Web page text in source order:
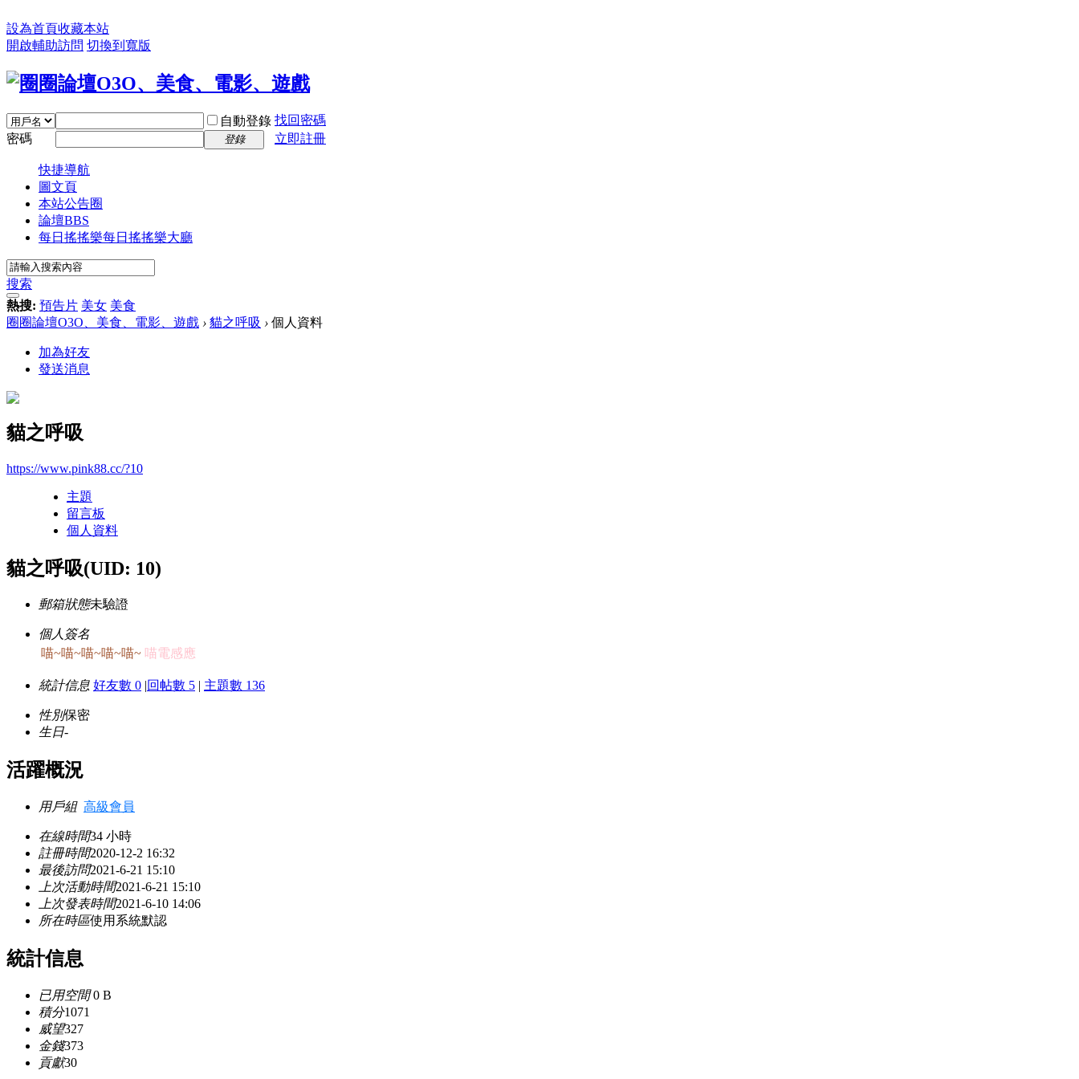
設為首頁收藏本站
開啟輔助訪問 切換到寬版
自動登錄 找回密碼
密碼
登錄 立即註冊
快捷導航
圖文頁
本站公告圈
論壇BBS
每日搖搖樂每日搖搖樂大廳
搜索
熱搜: 預告片 美女 美食
圈圈論壇O3O、美食、電影、遊戲 › 貓之呼吸 › 個人資料
加為好友
發送消息
貓之呼吸
https://www.pink88.cc/?10
主題
留言板
個人資料
貓之呼吸(UID: 10)
郵箱狀態未驗證
個人簽名
喵~喵~喵~喵~喵~ 喵電感應
統計信息 好友數 0 |回帖數 5 | 主題數 136
性別保密
生日-
活躍概況
用戶組 高級會員
在線時間34 小時
註冊時間2020-12-2 16:32
最後訪問2021-6-21 15:10
上次活動時間2021-6-21 15:10
上次發表時間2021-6-10 14:06
所在時區使用系統默認
統計信息
已用空間0 B
積分1071
威望327
金錢373
貢獻30